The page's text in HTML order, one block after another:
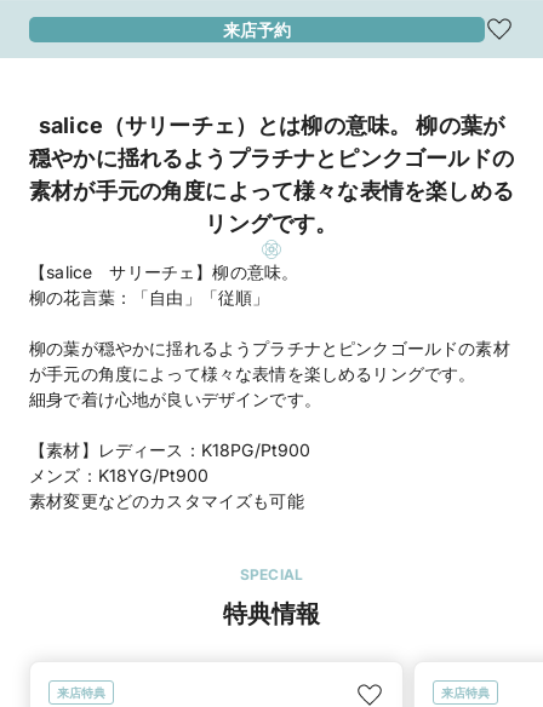
来店予約
salice（サリーチェ）とは柳の意味。 柳の葉が
穏やかに揺れるようプラチナとピンクゴールドの
素材が手元の角度によって様々な表情を楽しめる
リングです。
【salice サリーチェ】柳の意味。
柳の花言葉：「自由」「従順」
柳の葉が穏やかに揺れるようプラチナとピンクゴールドの素材
が手元の角度によって様々な表情を楽しめるリングです。
細身で着け心地が良いデザインです。
【素材】レディース：K18PG/Pt900
メンズ：K18YG/Pt900
素材変更などのカスタマイズも可能
SPECIAL
特典情報
来店特典 来店特典